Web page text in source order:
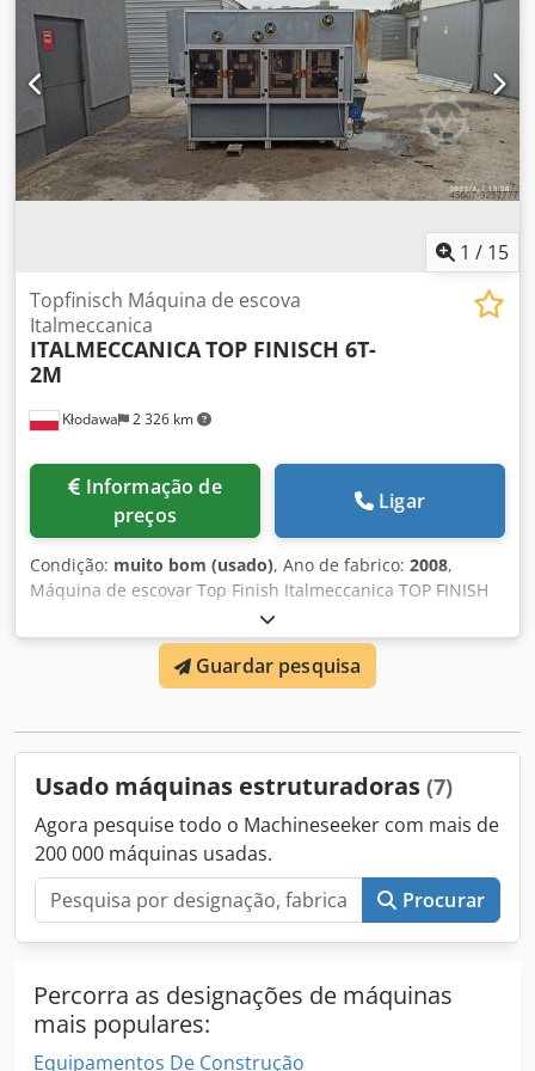
Diâmetro do eixo: 30 mm Máx. roda de moagem: 350 mm
comprimento da roda de moagem: 275 mm Peso: aprox.
180 kg Art.-No. 1090-900000 incluindo: 1 peça de
velocidade continuamente ajustável No. 1090-990010 2
peças Vario Modular D. 300 mm, L. 250 mm Não. 1090-
990107 Codpfxevwf Sno Ab Neha Local de armazenamento
97447 Gerolzhofen Entrega no estado atual conforme
inspecionado - carregamento livre -
1 / 15
Kłodawa 2 326 km
Topfinisch Máquina de escova
Italmeccanica
ITALMECCANICATOP FINISCH 6T-
2M
preços
Ligar
Condição: muito bom (usado), Ano de fabrico: 2008,
Máquina de escovar Top Finish Italmeccanica TOP FINISH
6T -2M máquina de escovar um eixo horizontal dois pinos
de borda dois pinos rotativos Chsdpfxsk Iu Hve Ab Nja
Guardar pesquisa
Usado máquinas estruturadoras (7)
Agora pesquise todo o Machineseeker com mais de
200 000 máquinas usadas.
Procurar
Percorra as designações de máquinas
mais populares:
Equipamentos De Construção